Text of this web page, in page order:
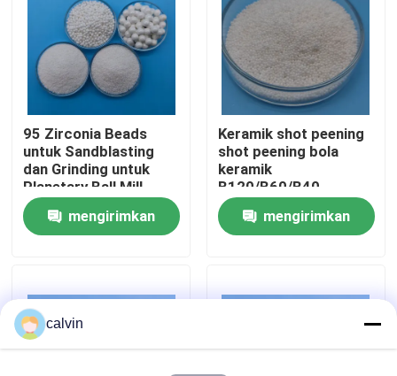
Wisata pabrik
Kontrol kualitas
Hubungi kami
Quote request suatu
Peledakan Manik Keramik
95 Zirconia Beads
untuk Sandblasting
dan Grinding untuk
Planetary Ball Mill
mengirimkan
Keramik shot peening
shot peening bola
keramik
B120/B60/B40
mengirimkan
calvin